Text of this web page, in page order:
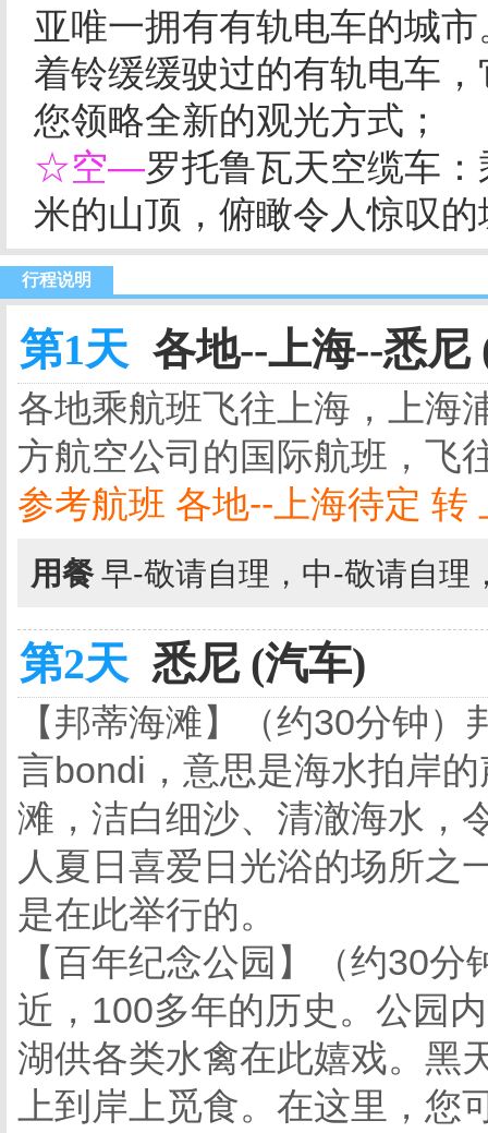
亚唯一拥有有轨电车的城
着铃缓缓驶过的有轨电车
您领略全新的观光方式；
☆空—罗托鲁瓦天空缆车
米的山顶，俯瞰令人惊叹
行程说明
第1天 各地--上海--悉尼
各地乘航班飞往上海，上海
方航空公司的国际航班，飞
参考航班 各地--上海待定 转
用餐 早-敬请自理，中-敬请自理
第2天 悉尼 (汽车)
【邦蒂海滩】（约30分钟
言bondi，意思是海水拍岸
滩，洁白细沙、清澈海水，
人夏日喜爱日光浴的场所之
是在此举行的。
【百年纪念公园】（约30
近，100多年的历史。公园
湖供各类水禽在此嬉戏。黑
上到岸上觅食。在这里，